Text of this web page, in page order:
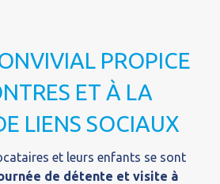
PROPICE
ET À LA
LIENS SOCIAUX
et leurs enfants se sont
de détente et visite à